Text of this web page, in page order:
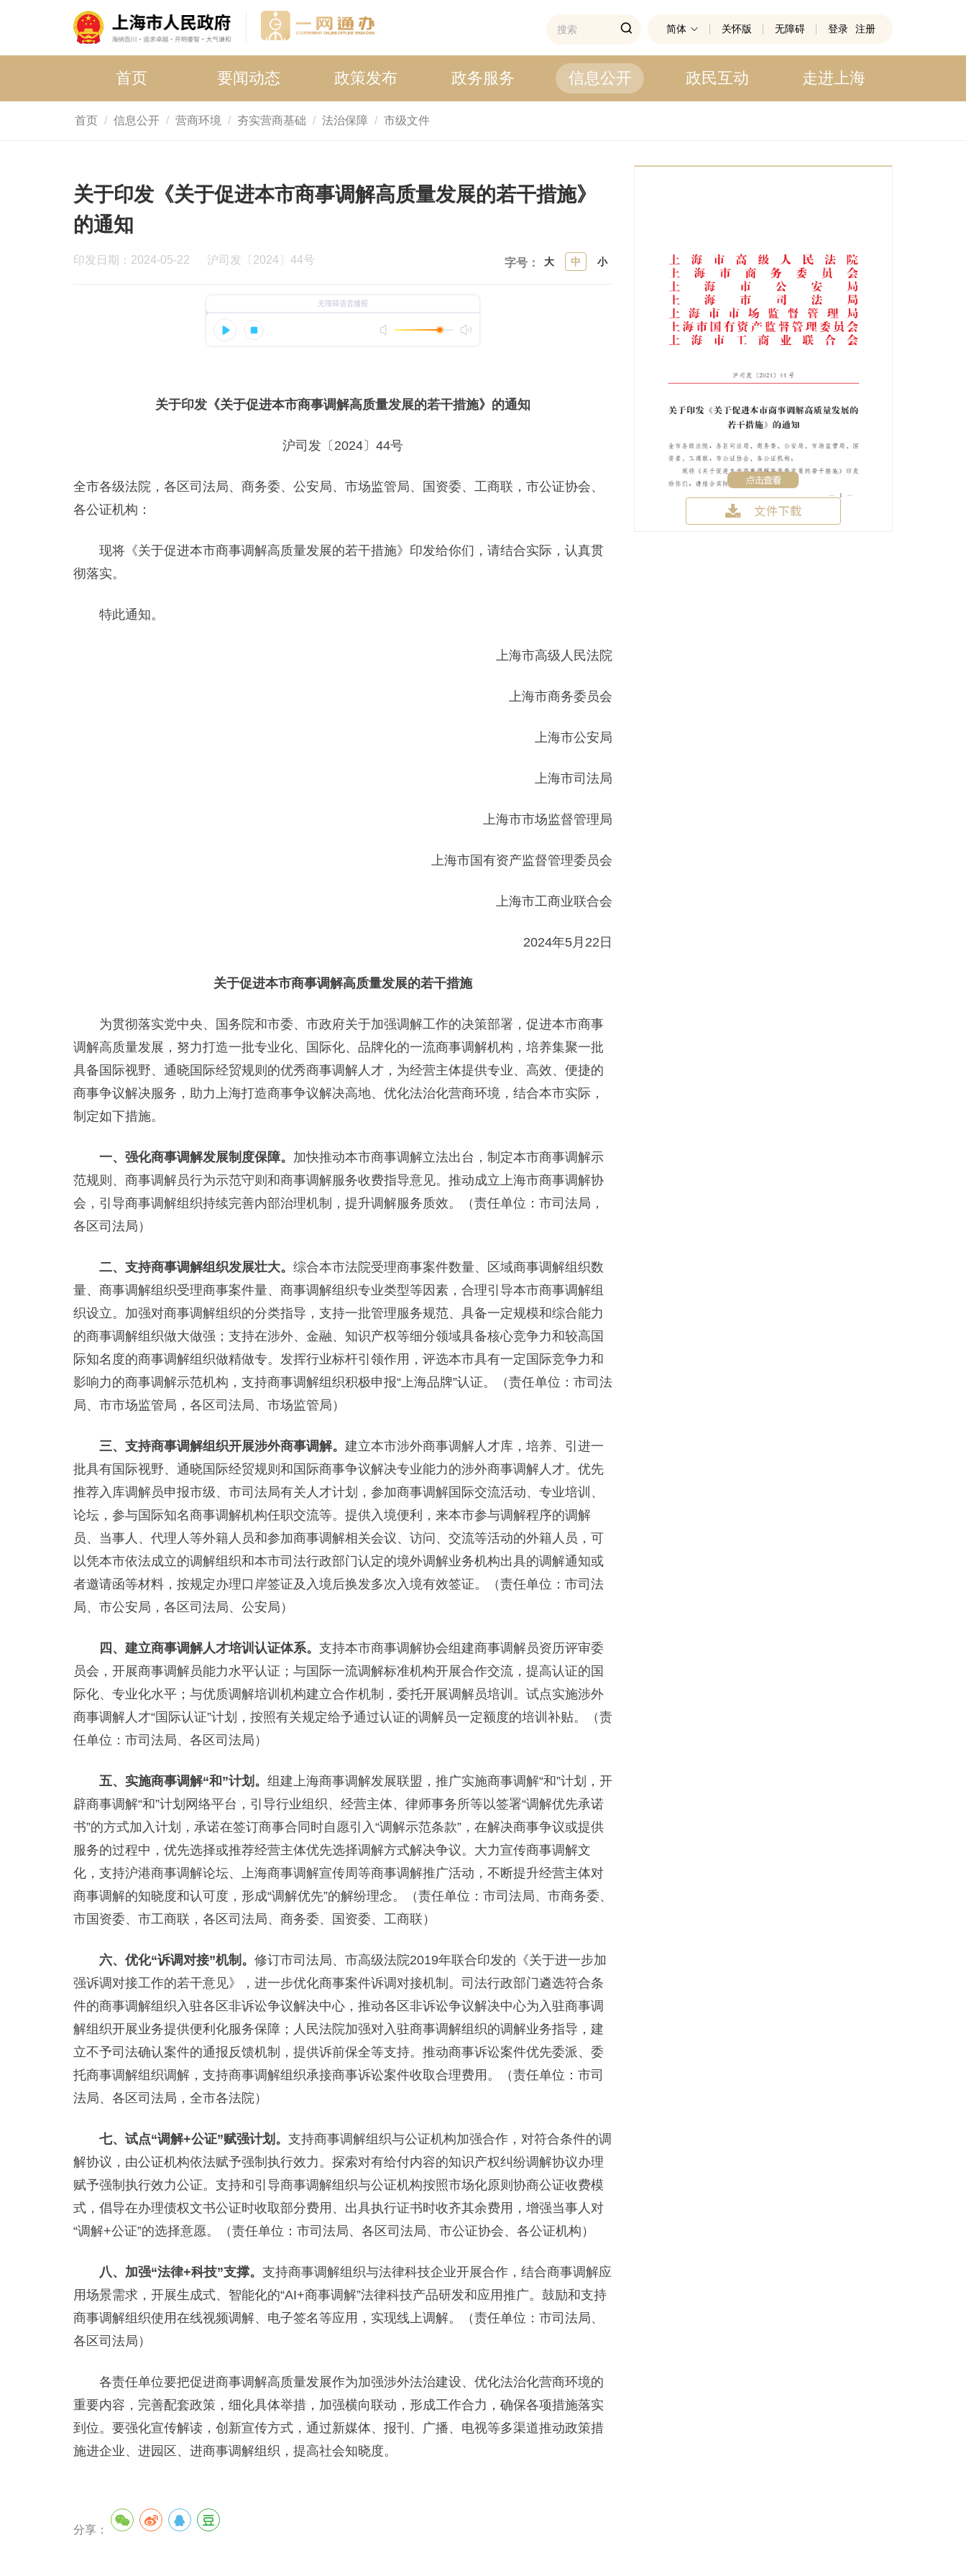
简体 关怀版 无障碍 登录 注册
首页 要闻动态 政策发布 政务服务 信息公开 政民互动 走进上海
首页 信息公开 营商环境 夯实营商基础 法治保障 市级文件
关于印发《关于促进本市商事调解高质量发展的若干措施》
的通知
印发日期：2024-05-22 沪司发〔2024〕44号 字号： 大 中 小
关于印发《关于促进本市商事调解高质量发展的若干措施》的通知
沪司发〔2024〕44号
全市各级法院，各区司法局、商务委、公安局、市场监管局、国资委、工商联，市公证协会、
各公证机构：
现将《关于促进本市商事调解高质量发展的若干措施》印发给你们，请结合实际，认真贯
彻落实。
特此通知。
上海市高级人民法院
上海市商务委员会
上海市公安局
上海市司法局
上海市市场监督管理局
上海市国有资产监督管理委员会
上海市工商业联合会
2024年5月22日
关于促进本市商事调解高质量发展的若干措施
为贯彻落实党中央、国务院和市委、市政府关于加强调解工作的决策部署，促进本市商事
调解高质量发展，努力打造一批专业化、国际化、品牌化的一流商事调解机构，培养集聚一批
具备国际视野、通晓国际经贸规则的优秀商事调解人才，为经营主体提供专业、高效、便捷的
商事争议解决服务，助力上海打造商事争议解决高地、优化法治化营商环境，结合本市实际，
制定如下措施。
一、强化商事调解发展制度保障。 加快推动本市商事调解立法出台，制定本市商事调解示
范规则、商事调解员行为示范守则和商事调解服务收费指导意见。推动成立上海市商事调解协
会，引导商事调解组织持续完善内部治理机制，提升调解服务质效。（责任单位：市司法局，
各区司法局）
二、支持商事调解组织发展壮大。 综合本市法院受理商事案件数量、区域商事调解组织数
量、商事调解组织受理商事案件量、商事调解组织专业类型等因素，合理引导本市商事调解组
织设立。加强对商事调解组织的分类指导，支持一批管理服务规范、具备一定规模和综合能力
的商事调解组织做大做强；支持在涉外、金融、知识产权等细分领域具备核心竞争力和较高国
际知名度的商事调解组织做精做专。发挥行业标杆引领作用，评选本市具有一定国际竞争力和
影响力的商事调解示范机构，支持商事调解组织积极申报“上海品牌”认证。（责任单位：市司法
局、市市场监管局，各区司法局、市场监管局）
三、支持商事调解组织开展涉外商事调解。 建立本市涉外商事调解人才库，培养、引进一
批具有国际视野、通晓国际经贸规则和国际商事争议解决专业能力的涉外商事调解人才。优先
推荐入库调解员申报市级、市司法局有关人才计划，参加商事调解国际交流活动、专业培训、
论坛，参与国际知名商事调解机构任职交流等。提供入境便利，来本市参与调解程序的调解
员、当事人、代理人等外籍人员和参加商事调解相关会议、访问、交流等活动的外籍人员，可
以凭本市依法成立的调解组织和本市司法行政部门认定的境外调解业务机构出具的调解通知或
者邀请函等材料，按规定办理口岸签证及入境后换发多次入境有效签证。（责任单位：市司法
局、市公安局，各区司法局、公安局）
四、建立商事调解人才培训认证体系。 支持本市商事调解协会组建商事调解员资历评审委
员会，开展商事调解员能力水平认证；与国际一流调解标准机构开展合作交流，提高认证的国
际化、专业化水平；与优质调解培训机构建立合作机制，委托开展调解员培训。试点实施涉外
商事调解人才“国际认证”计划，按照有关规定给予通过认证的调解员一定额度的培训补贴。（责
任单位：市司法局、各区司法局）
五、实施商事调解“和”计划。 组建上海商事调解发展联盟，推广实施商事调解“和”计划，开
辟商事调解“和”计划网络平台，引导行业组织、经营主体、律师事务所等以签署“调解优先承诺
书”的方式加入计划，承诺在签订商事合同时自愿引入“调解示范条款”，在解决商事争议或提供
服务的过程中，优先选择或推荐经营主体优先选择调解方式解决争议。大力宣传商事调解文
化，支持沪港商事调解论坛、上海商事调解宣传周等商事调解推广活动，不断提升经营主体对
商事调解的知晓度和认可度，形成“调解优先”的解纷理念。（责任单位：市司法局、市商务委、
市国资委、市工商联，各区司法局、商务委、国资委、工商联）
六、优化“诉调对接”机制。 修订市司法局、市高级法院2019年联合印发的《关于进一步加
强诉调对接工作的若干意见》，进一步优化商事案件诉调对接机制。司法行政部门遴选符合条
件的商事调解组织入驻各区非诉讼争议解决中心，推动各区非诉讼争议解决中心为入驻商事调
解组织开展业务提供便利化服务保障；人民法院加强对入驻商事调解组织的调解业务指导，建
立不予司法确认案件的通报反馈机制，提供诉前保全等支持。推动商事诉讼案件优先委派、委
托商事调解组织调解，支持商事调解组织承接商事诉讼案件收取合理费用。（责任单位：市司
法局、各区司法局，全市各法院）
七、试点“调解+公证”赋强计划。 支持商事调解组织与公证机构加强合作，对符合条件的调
解协议，由公证机构依法赋予强制执行效力。探索对有给付内容的知识产权纠纷调解协议办理
赋予强制执行效力公证。支持和引导商事调解组织与公证机构按照市场化原则协商公证收费模
式，倡导在办理债权文书公证时收取部分费用、出具执行证书时收齐其余费用，增强当事人对
“调解+公证”的选择意愿。（责任单位：市司法局、各区司法局、市公证协会、各公证机构）
八、加强“法律+科技”支撑。 支持商事调解组织与法律科技企业开展合作，结合商事调解应
用场景需求，开展生成式、智能化的“AI+商事调解”法律科技产品研发和应用推广。鼓励和支持
商事调解组织使用在线视频调解、电子签名等应用，实现线上调解。（责任单位：市司法局、
各区司法局）
各责任单位要把促进商事调解高质量发展作为加强涉外法治建设、优化法治化营商环境的
重要内容，完善配套政策，细化具体举措，加强横向联动，形成工作合力，确保各项措施落实
到位。要强化宣传解读，创新宣传方式，通过新媒体、报刊、广播、电视等多渠道推动政策措
施进企业、进园区、进商事调解组织，提高社会知晓度。
分享：